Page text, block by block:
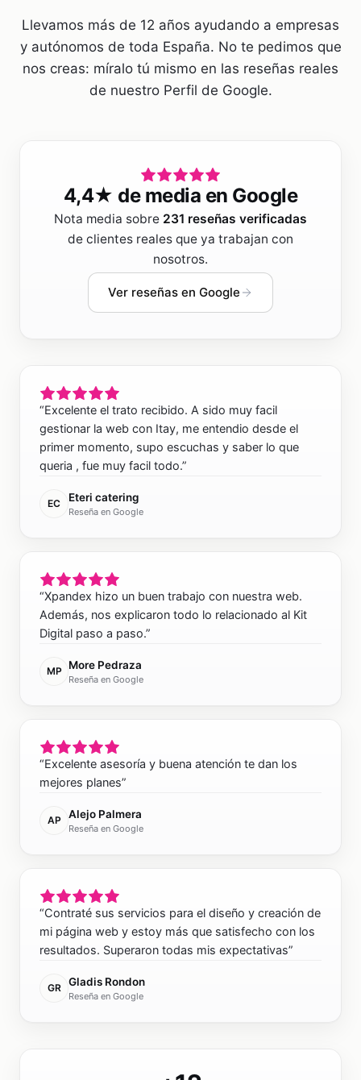
Llevamos más de 12 años ayudando a empresas
y autónomos de toda España. No te pedimos que
nos creas: míralo tú mismo en las reseñas reales
de nuestro Perfil de Google.
4,4★ de media en Google
Nota media sobre 231 reseñas verificadas
de clientes reales que ya trabajan con
nosotros.
Ver reseñas en Google
“Excelente el trato recibido. A sido muy facil
gestionar la web con Itay, me entendio desde el
primer momento, supo escuchas y saber lo que
queria , fue muy facil todo.”
EC Eteri catering
Reseña en Google
“Xpandex hizo un buen trabajo con nuestra web.
Además, nos explicaron todo lo relacionado al Kit
Digital paso a paso.”
MP More Pedraza
Reseña en Google
“Excelente asesoría y buena atención te dan los
mejores planes”
AP Alejo Palmera
Reseña en Google
“Contraté sus servicios para el diseño y creación de
mi página web y estoy más que satisfecho con los
resultados. Superaron todas mis expectativas”
GR Gladis Rondon
Reseña en Google